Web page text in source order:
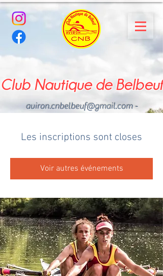
Club Nautique de Belbeuf
aviron.cnbelbeuf@gmail.com-
Les inscriptions sont closes
Voir autres événements